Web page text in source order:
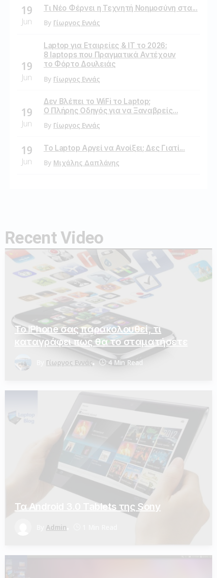
19
Jun
Τι Νέο Φέρνει η Τεχνητή Νοημοσύνη στα...
By Γίωργος Εννάς
19
Jun
Laptop για Εταιρείες & IT το 2026:
8 laptops που Πραγματικά Αντέχουν
το Φόρτο Δουλειάς
By Γίωργος Εννάς
19
Jun
Δεν Βλέπει το WiFi το Laptop;
Ο Πλήρης Οδηγός για να Ξαναβρείς...
By Γίωργος Εννάς
19
Jun
Το Laptop Αργεί να Ανοίξει; Δες Γιατί...
By Μιχάλης Δαπλάνης
Recent Video
Το iPhone σας παρακολουθεί, τι
καταγράφει πως θα το σταματήσετε
Γίωργος Εννάς 4 Min Read
Τα Android 3.0 Tablets της Sony
Admin